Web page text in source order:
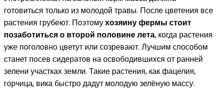
готовиться только из молодой травы. После цветения все
растения грубеют. Поэтомухозяину фермы стоит
позаботиться о второй половине лета, когда растения
уже поголовно цветут или созревают. Лучшим способом
станет посев сидератов на освободившихся от ранней
зелени участках земли. Такие растения, как фацелия,
горчица, вика быстро дадут молодую зелёную массу.